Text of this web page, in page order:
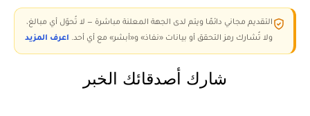
التقديم مجاني دائمًا ويتم لدى الجهة المعلنة مباشرة — لا تُحوّل أي مبالغ،
ولا تُشارك رمز التحقق أو بيانات «نفاذ» و«أبشر» مع أي أحد. اعرف المزيد
شارك أصدقائك الخبر